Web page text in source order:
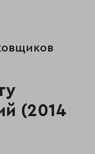
(2014